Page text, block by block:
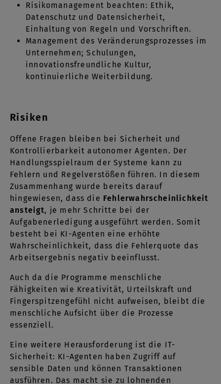
Risikomanagement beachten: Ethik,
Datenschutz und Datensicherheit,
Einhaltung von Regeln und Vorschriften.
Management des Veränderungsprozesses im
Unternehmen; Schulungen,
innovationsfreundliche Kultur,
kontinuierliche Weiterbildung.
Risiken
Offene Fragen bleiben bei Sicherheit und
Kontrollierbarkeit autonomer Agenten. Der
Handlungsspielraum der Systeme kann zu
Fehlern und Regelverstößen führen. In diesem
Zusammenhang wurde bereits darauf
hingewiesen, dass die Fehlerwahrscheinlichkeit
ansteigt, je mehr Schritte bei der
Aufgabenerledigung ausgeführt werden. Somit
besteht bei KI-Agenten eine erhöhte
Wahrscheinlichkeit, dass die Fehlerquote das
Arbeitsergebnis negativ beeinflusst.
Auch da die Programme menschliche
Fähigkeiten wie Kreativität, Urteilskraft und
Fingerspitzengefühl nicht aufweisen, bleibt die
menschliche Aufsicht über die Prozesse
essenziell.
Eine weitere Herausforderung ist die IT-
Sicherheit: KI-Agenten haben Zugriff auf
sensible Daten und können Transaktionen
ausführen. Das macht sie zu lohnenden